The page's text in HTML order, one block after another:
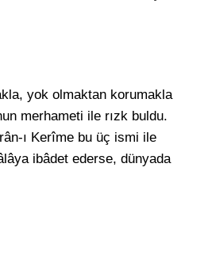
yok olmaktan korumakla
merhameti ile rızk buldu.
ı Kerîme bu üç ismi ile
ibâdet ederse, dünyada